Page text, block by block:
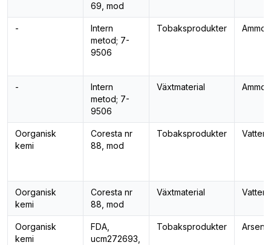
69, mod
-
Intern
metod; 7-
9506
Tobaksprodukter
-
Intern
metod; 7-
9506
Växtmaterial
Oorganisk
kemi
Coresta nr
88, mod
Tobaksprodukter
Oorganisk
kemi
Coresta nr
88, mod
Växtmaterial
Oorganisk
kemi
FDA,
ucm272693,
Tobaksprodukter